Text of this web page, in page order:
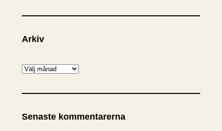
Arkiv
A
k
v
Senaste kommentarerna